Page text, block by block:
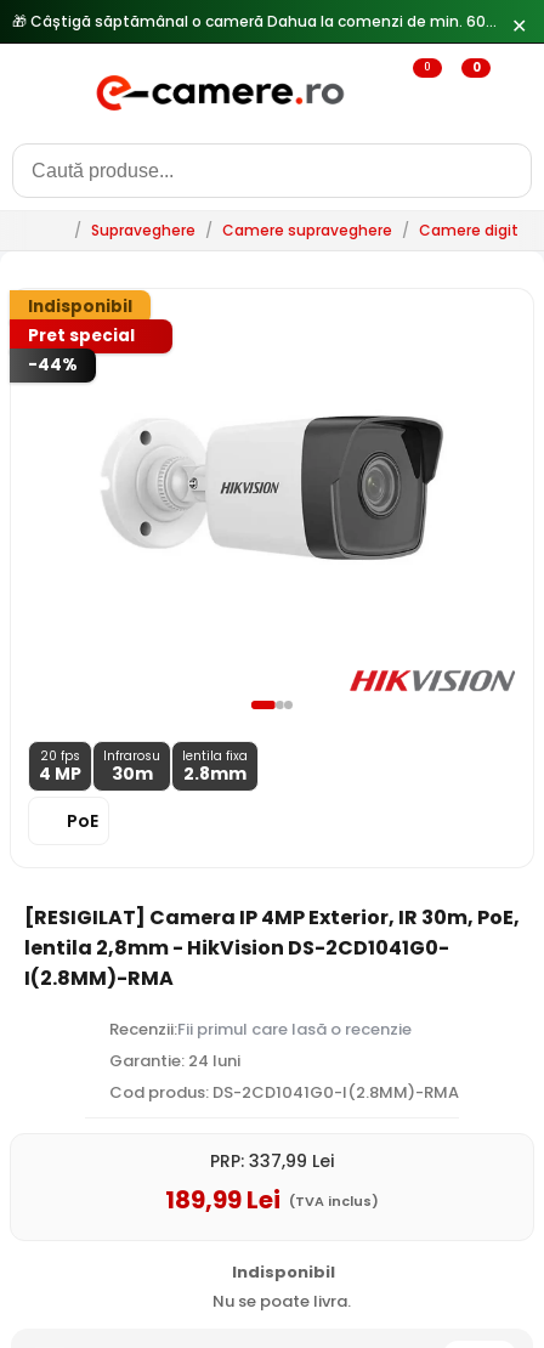
🔥Reduceri de pana la 25% doar in luna iulie → Vezi ofertele
✕
0 0
/ Supraveghere / Camere supraveghere / Camere digitale
Indisponibil
Pret special
-44%
20 fps
4 MP
Infrarosu
30m
lentila fixa
2.8mm
PoE
[RESIGILAT] Camera IP 4MP Exterior, IR 30m, PoE,
lentila 2,8mm - HikVision DS-2CD1041G0-
I(2.8MM)-RMA
Recenzii:Fii primul care lasă o recenzie
Garantie: 24 luni
Cod produs: DS-2CD1041G0-I(2.8MM)-RMA
PRP: 337,99 Lei
189,99Lei (TVA inclus)
Indisponibil
Nu se poate livra.